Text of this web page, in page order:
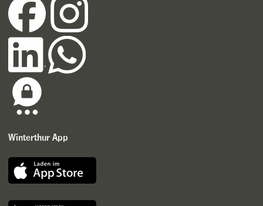
Winterthur App